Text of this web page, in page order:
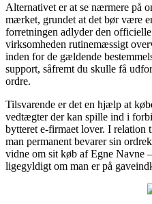
Alternativet er at se nærmere på
mærket, grundet at det bør være
forretningen adlyder den
virksomheden rutinemæssigt
inden for de gældende
support, såfremt du skulle få
ordre.
Tilsvarende er det en hjælp at
vedtægter der kan spille ind i
bytteret e-firmaet lover. I relation
man permanent bevarer sin
vidne om sit køb af Egne Navne
ligegyldigt om man er på